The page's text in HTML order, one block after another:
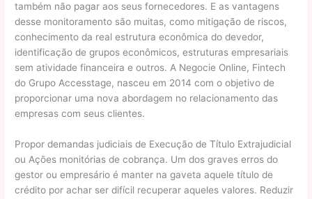
também não pagar aos seus fornecedores. E as vantagens
desse monitoramento são muitas, como mitigação de riscos,
conhecimento da real estrutura econômica do devedor,
identificação de grupos econômicos, estruturas empresariais
sem atividade financeira e outros. A Negocie Online, Fintech
do Grupo Accesstage, nasceu em 2014 com o objetivo de
proporcionar uma nova abordagem no relacionamento das
empresas com seus clientes.
Propor demandas judiciais de Execução de Título Extrajudicial
ou Ações monitórias de cobrança. Um dos graves erros do
gestor ou empresário é manter na gaveta aquele título de
crédito por achar ser difícil recuperar aqueles valores. Reduzir